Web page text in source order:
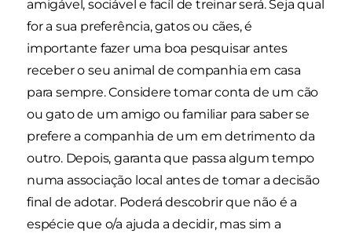
amigável, sociável e facíl de treinar será. Seja qual
for a sua preferência, gatos ou cães, é
importante fazer uma boa pesquisar antes
receber o seu animal de companhia em casa
para sempre. Considere tomar conta de um cão
ou gato de um amigo ou familiar para saber se
prefere a companhia de um em detrimento da
outro. Depois, garanta que passa algum tempo
numa associação local antes de tomar a decisão
final de adotar. Poderá descobrir que não é a
espécie que o/a ajuda a decidir, mas sim a